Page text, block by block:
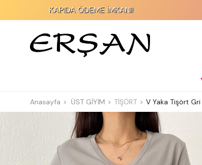
KAPIDA ÖDEME İMKANI!
Anasayfa ÜST GİYİM TİŞÖRT V Yaka Tişört Gri